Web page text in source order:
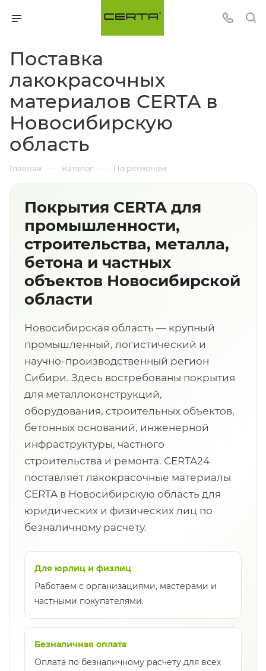
Поставка
лакокрасочных
материалов CERTA в
Новосибирскую
область
Главная — Каталог — По регионам
Покрытия CERTA для
промышленности,
строительства, металла,
бетона и частных
объектов Новосибирской
области
Новосибирская область — крупный
промышленный, логистический и
научно-производственный регион
Сибири. Здесь востребованы покрытия
для металлоконструкций,
оборудования, строительных объектов,
бетонных оснований, инженерной
инфраструктуры, частного
строительства и ремонта. CERTA24
поставляет лакокрасочные материалы
CERTA в Новосибирскую область для
юридических и физических лиц по
безналичному расчету.
Для юрлиц и физлиц
Работаем с организациями, мастерами и
частными покупателями.
Безналичная оплата
Оплата по безналичному расчету для всех